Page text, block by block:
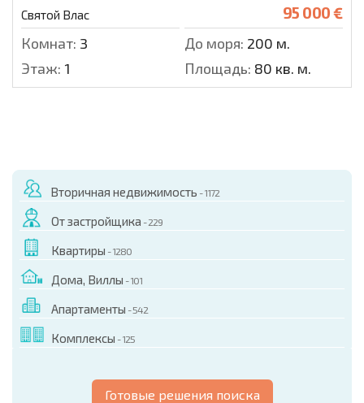
Святой Влас 95 000 €
Комнат: 3 До моря: 200 м.
Этаж: 1 Площадь: 80 кв. м.
Вторичная недвижимость - 1172
От застройщика - 229
Квартиры - 1280
Дома, Виллы - 101
Апартаменты - 542
Комплексы - 125
Готовые решения поиска